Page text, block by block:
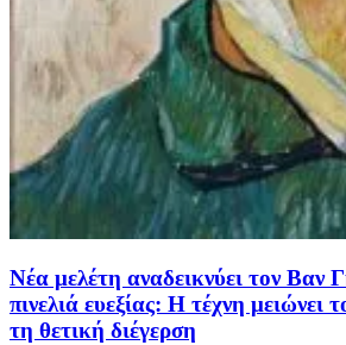
Νέα μελέτη αναδεικνύει τον Βαν
πινελιά ευεξίας: Η τέχνη μειώνει
τη θετική διέγερση